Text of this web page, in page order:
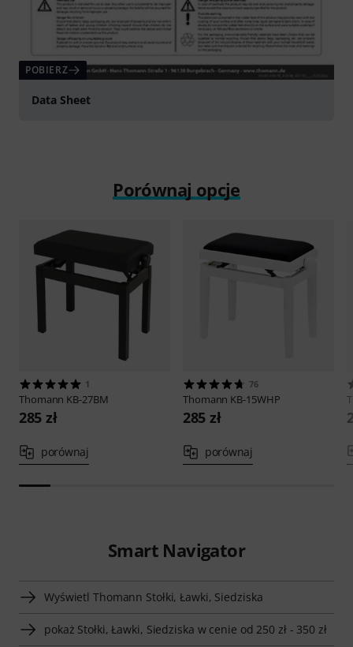
POBIERZ
Data Sheet
Porównaj opcje
1
Thomann KB-27BM
285 zł
porównaj
76
Thomann KB-15WHP
285 zł
porównaj
Smart Navigator
Wyświetl Thomann Stołki, Ławki, Siedziska
pokaż Stołki, Ławki, Siedziska w cenie od 250 zł - 350 zł